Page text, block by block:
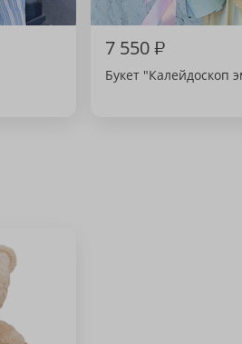
7 550₽
Букет "Калейдоскоп